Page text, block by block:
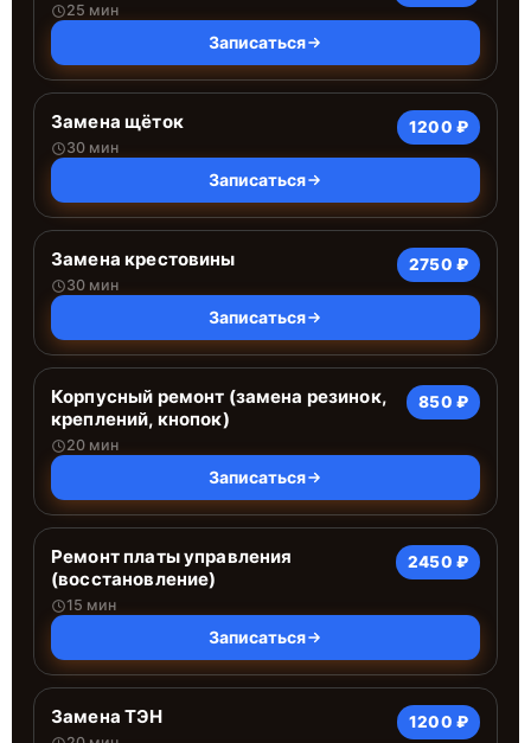
25 мин
Записаться
Замена щёток
30 мин
1200 ₽
Записаться
Замена крестовины
30 мин
2750 ₽
Записаться
Корпусный ремонт (замена резинок,
креплений, кнопок)
20 мин
850 ₽
Записаться
Ремонт платы управления
(восстановление)
15 мин
2450 ₽
Записаться
Замена ТЭН 1200 ₽